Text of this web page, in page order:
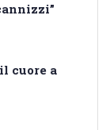
cuore a